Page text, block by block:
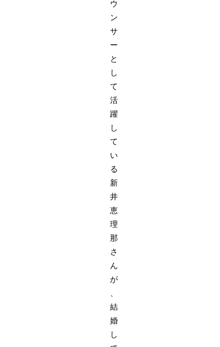
ウ
ン
サ
ー
と
し
て
活
躍
し
て
い
る
新
井
恵
理
那
さ
ん
が
結
婚
し